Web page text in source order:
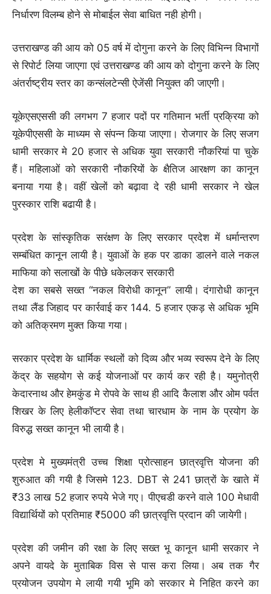
निर्धारण विलम्ब होने से मोबाईल सेवा बाधित नही होगी।
उत्तराखण्ड की आय को 05 वर्ष में दोगुना करने के लिए विभिन्न विभागों
से रिपोर्ट लिया जाएगा एवं उत्तराखण्ड की आय को दोगुना करने के लिए
अंतर्राष्ट्रीय स्तर का कन्संलटेन्सी ऐजेंसी नियुक्त की जाएगी।
यूकेएसएससी की लगभग 7 हजार पदों पर गतिमान भर्ती प्रक्रिया को
यूकेपीएससी के माध्यम से संपन्न किया जाएगा। रोजगार के लिए सजग
धामी सरकार मे 20 हजार से अधिक युवा सरकारी नौकरियां पा चुके
हैं। महिलाओं को सरकारी नौकरियों के क्षैतिज आरक्षण का कानून
बनाया गया है। वहीं खेलों को बढ़ावा दे रही धामी सरकार ने खेल
पुरस्कार राशि बढायी है।
प्रदेश के सांस्कृतिक सरंक्षण के लिए सरकार प्रदेश में धर्मान्तरण
सम्बंधित कानून लायी है। युवाओं के हक पर डाका डालने वाले नकल
माफिया को सलाखों के पीछे धकेलकर सरकारी
देश का सबसे सख्त “नकल विरोधी कानून” लायी। दंगारोधी कानून
तथा लैंड जिहाद पर कार्रवाई कर 144. 5 हजार एकड़ से अधिक भूमि
को अतिक्रमण मुक्त किया गया।
सरकार प्रदेश के धार्मिक स्थलों को दिव्य और भव्य स्वरूप देने के लिए
केंद्र के सहयोग से कई योजनाओं पर कार्य कर रही है। यमुनोत्री
केदारनाथ और हेमकुंड मे रोपवे के साथ ही आदि कैलाश और ओम पर्वत
शिखर के लिए हेलीकॉप्टर सेवा तथा चारधाम के नाम के प्रयोग के
विरुद्ध सख्त कानून भी लायी है।
प्रदेश मे मुख्यमंत्री उच्च शिक्षा प्रोत्साहन छात्रवृत्ति योजना की
शुरुआत की गयी है जिसमे 123. DBT से 241 छात्रों के खाते में
₹33 लाख 52 हजार रुपये भेजे गए। पीएचडी करने वाले 100 मेधावी
विद्यार्थियों को प्रतिमाह ₹5000 की छात्रवृत्ति प्रदान की जायेगी।
प्रदेश की जमीन की रक्षा के लिए सख्त भू कानून धामी सरकार ने
अपने वायदे के मुताबिक विस से पास करा लिया। अब तक गैर
प्रयोजन उपयोग मे लायी गयी भूमि को सरकार मे निहित करने का